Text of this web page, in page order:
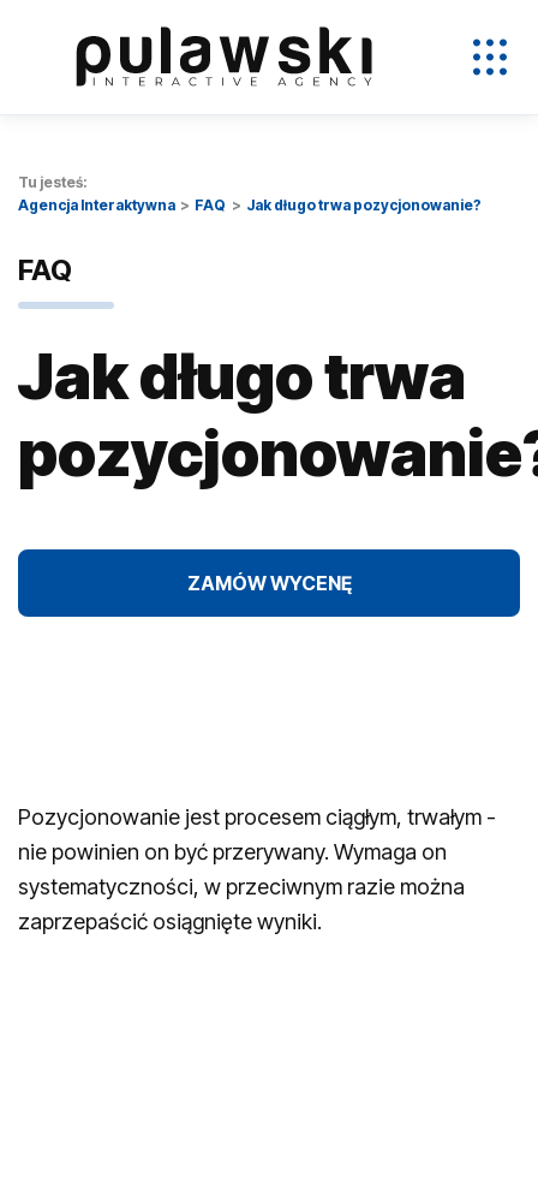
Tu jesteś:
Agencja Interaktywna
FAQ Jak długo trwa pozycjonowanie?
FAQ
Jak długo trwa
ZAMÓW WYCENĘ
Pozycjonowanie jest procesem ciągłym, trwałym -
nie powinien on być przerywany. Wymaga on
systematyczności, w przeciwnym razie można
zaprzepaścić osiągnięte wyniki.